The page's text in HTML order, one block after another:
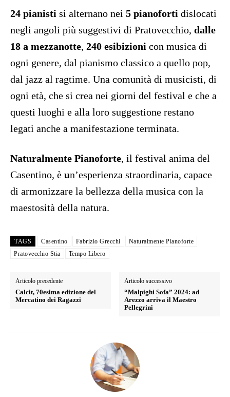
24 pianisti si alternano nei 5 pianoforti dislocati
negli angoli più suggestivi di Pratovecchio, dalle
18 a mezzanotte, 240 esibizioni con musica di
ogni genere, dal pianismo classico a quello pop,
dal jazz al ragtime. Una comunità di musicisti, di
ogni età, che si crea nei giorni del festival e che a
questi luoghi e alla loro suggestione restano
legati anche a manifestazione terminata.
Naturalmente Pianoforte, il festival anima del
Casentino, è un’esperienza straordinaria, capace
di armonizzare la bellezza della musica con la
maestosità della natura.
TAGS Casentino Fabrizio Grecchi
Naturalmente Pianoforte
Pratovecchio Stia
Tempo Libero
Articolo precedente
Calcit, 70esima edizione del
Mercatino dei Ragazzi
Articolo successivo
“Malpighi Sofa” 2024: ad
Arezzo arriva il Maestro
Pellegrini